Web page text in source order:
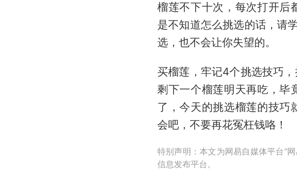
榴莲不下十次，每次打开后
是不知道怎么挑选的话，请
选，也不会让你失望的。
买榴莲，牢记4个挑选技巧
剩下一个榴莲明天再吃，毕
了，今天的挑选榴莲的技巧
会吧，不要再花冤枉钱咯！
特别声明：本文为网易自媒体平台“
信息发布平台。